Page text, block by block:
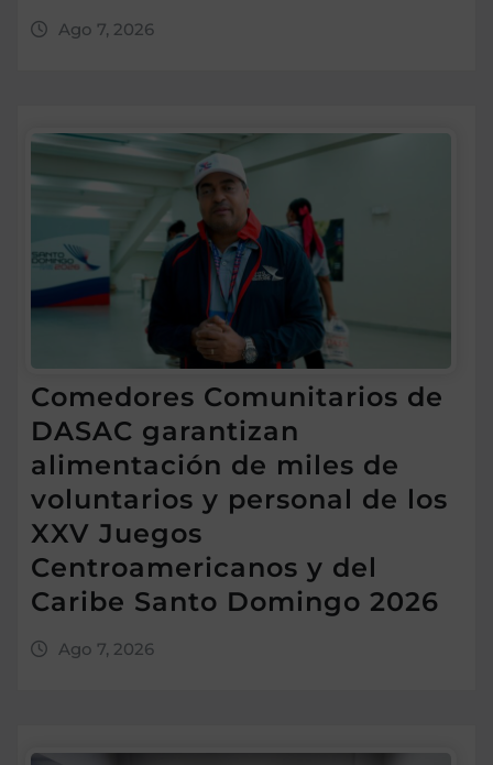
Ago 7, 2026
Comedores Comunitarios de
DASAC garantizan
alimentación de miles de
voluntarios y personal de los
XXV Juegos
Centroamericanos y del
Caribe Santo Domingo 2026
Ago 7, 2026